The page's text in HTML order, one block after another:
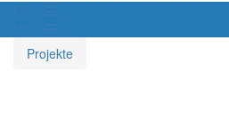
Projekte